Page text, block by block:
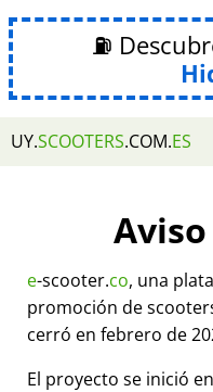
⛽
UY.SCOOTERS.COM.ES
e-scooter.co, una
promoción de
cerró en febrero de
El proyecto se inició